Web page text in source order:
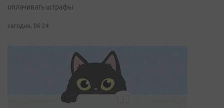
оплачивать штрафы
сегодня, 06:24